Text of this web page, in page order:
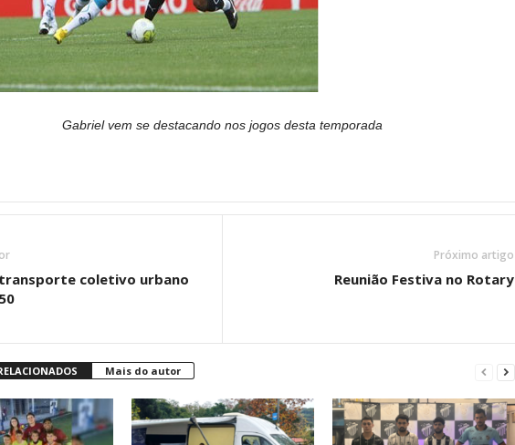
Gabriel vem se destacando nos jogos desta temporada
coletivo urbano
Próximo artigo
Reunião Festiva no Rotary
Mais do autor